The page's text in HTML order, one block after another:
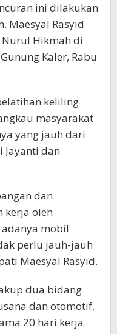
ini dilakukan
Maesyal Rasyid
Hikmah di
Kaler, Rabu
keliling
masyarakat
yang jauh dari
Jayanti dan
dan
kerja oleh
adanya mobil
perlu jauh-jauh
Maesyal Rasyid.
dua bidang
dan otomotif,
20 hari kerja.